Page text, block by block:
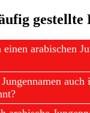
gestellte
arabischen
auch